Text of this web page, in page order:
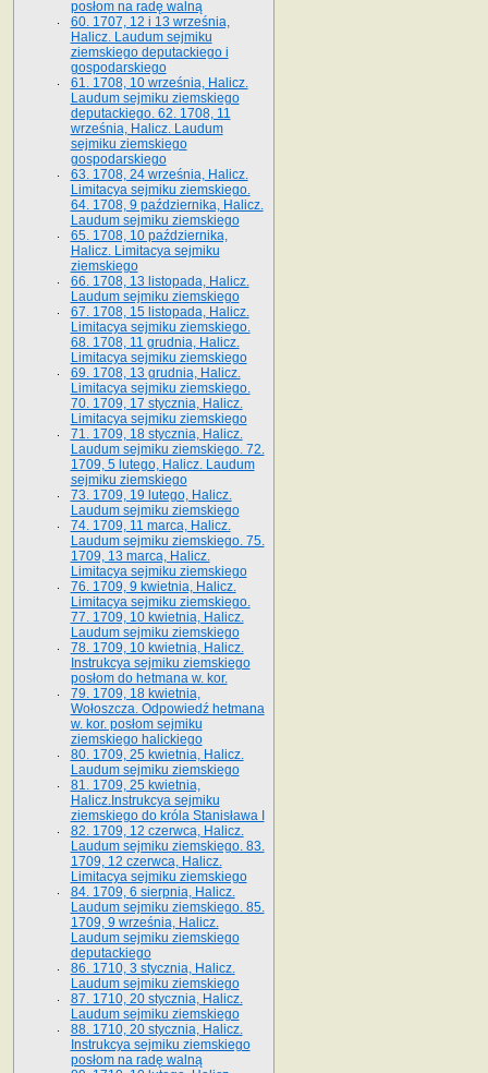
posłom na radę walną
60. 1707, 12 i 13 września,
Halicz. Laudum sejmiku
ziemskiego deputackiego i
gospodarskiego
61. 1708, 10 września, Halicz.
Laudum sejmiku ziemskiego
deputackiego. 62. 1708, 11
września, Halicz. Laudum
sejmiku ziemskiego
gospodarskiego
63. 1708, 24 września, Halicz.
Limitacya sejmiku ziemskiego.
64. 1708, 9 października, Halicz.
Laudum sejmiku ziemskiego
65­. 1708, 10 października,
Halicz. Limitacya sejmiku
ziemskiego
66. 1708, 13 listopada, Halicz.
Laudum sejmiku ziemskiego
67. 1708, 15 listopada, Halicz.
Limitacya sejmiku ziemskiego.
68. 1708, 11 grudnia, Halicz.
Limitacya sejmiku ziemskiego
69. 1708, 13 grudnia, Halicz.
Limitacya sejmiku ziemskiego.
70. 1709, 17 stycznia, Halicz.
Limitacya sejmiku ziemskiego
71. 1709, 18 stycznia, Halicz.
Laudum sejmiku ziemskiego. 72.
1709, 5 lutego, Halicz. Laudum
sejmiku ziemskiego
73. 1709, 19 lutego, Halicz.
Laudum sejmiku ziemskiego
74. 1709, 11 marca, Halicz.
Laudum sejmiku ziemskiego. 75.
1709, 13 marca, Halicz.
Limitacya sejmiku ziemskiego
76. 1709, 9 kwietnia, Halicz.
Limitacya sejmiku ziemskiego.
77. 1709, 10 kwietnia, Halicz.
Laudum sejmiku ziemskiego
78. 1709, 10 kwietnia, Halicz.
Instrukcya sejmiku ziemskiego
posłom do hetmana w. kor.
79. 1709, 18 kwietnia,
Wołoszcza. Odpowiedź hetmana
w. kor. posłom sejmiku
ziemskiego halickiego
80. 1709, 25 kwietnia, Halicz.
Laudum sejmiku ziemskiego
81. 1709, 25 kwietnia,
Halicz.Instrukcya sejmiku
ziemskiego do króla Stanisława I
82. 1709, 12 czerwca, Halicz.
Laudum sejmiku ziemskiego. 83.
1709, 12 czerwca, Halicz.
Limitacya sejmiku ziemskiego
84. 1709, 6 sierpnia, Halicz.
Laudum sejmiku ziemskiego. 85.
1709, 9 września, Halicz.
Laudum sejmiku ziemskiego
deputackiego
86. 1710, 3 stycznia, Halicz.
Laudum sejmiku ziemskiego
87. 1710, 20 stycznia, Halicz.
Laudum sejmiku ziemskiego
88. 1710, 20 stycznia, Halicz.
Instrukcya sejmiku ziemskiego
posłom na radę walną